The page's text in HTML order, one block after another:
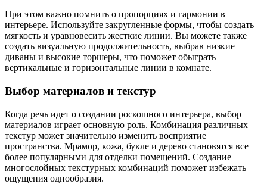
При этом важно помнить о пропорциях и гармонии в
интерьере. Используйте закругленные формы, чтобы создать
мягкость и уравновесить жесткие линии. Вы можете также
создать визуальную продолжительность, выбрав низкие
диваны и высокие торшеры, что поможет обыграть
вертикальные и горизонтальные линии в комнате.
Выбор материалов и текстур
Когда речь идет о создании роскошного интерьера, выбор
материалов играет основную роль. Комбинация различных
текстур может значительно изменить восприятие
пространства. Мрамор, кожа, букле и дерево становятся все
более популярными для отделки помещений. Создание
многослойных текстурных комбинаций поможет избежать
ощущения однообразия.